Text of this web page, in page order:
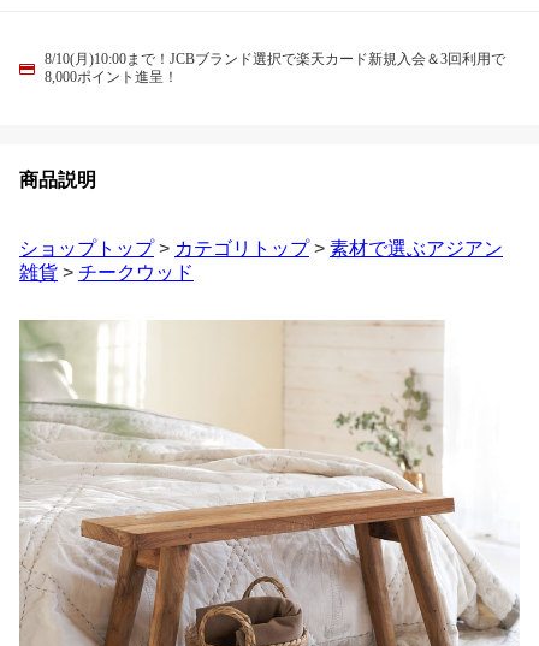
8/10(月)10:00まで！JCBブランド選択で楽天カード新規入会＆3回利用で
8,000ポイント進呈！
商品説明
ショップトップ> カテゴリトップ> 素材で選ぶアジアン
雑貨 > チークウッド